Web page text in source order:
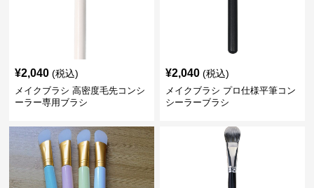
¥2,040 (税込)
メイクブラシ 高密度毛先コンシ
ーラー専用ブラシ
¥2,040 (税込)
メイクブラシ プロ仕様平筆コン
シーラーブラシ